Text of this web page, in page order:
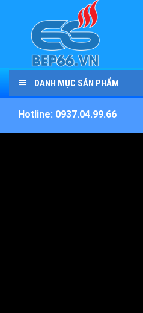
content
DANH MỤC SẢN PHẨM
Hotline: 0937.04.99.66